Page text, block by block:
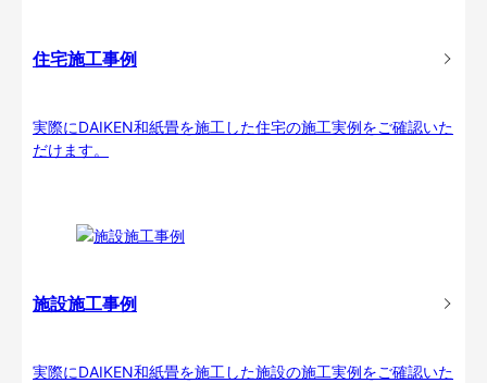
住宅施工事例
実際にDAIKEN和紙畳を施工した住宅の施工実例をご確認いた
だけます。
施設施工事例
実際にDAIKEN和紙畳を施工した施設の施工実例をご確認いた